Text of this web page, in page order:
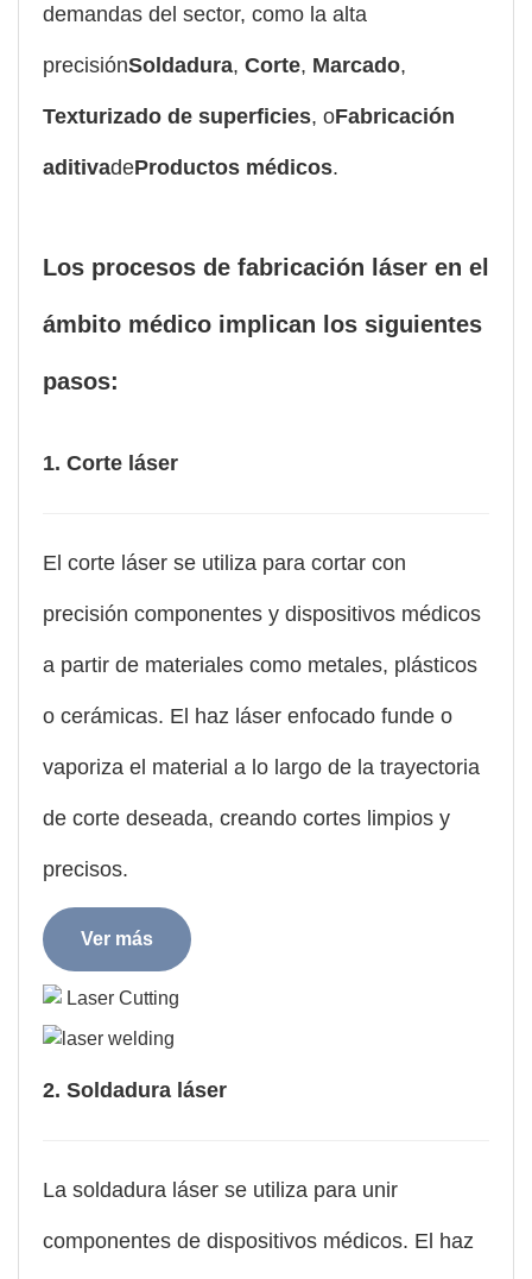
demandas del sector, como la alta
precisiónSoldadura, Corte, Marcado,
Texturizado de superficies, oFabricación
aditivadeProductos médicos.
Los procesos de fabricación láser en el
ámbito médico implican los siguientes
pasos:
1. Corte láser
El corte láser se utiliza para cortar con
precisión componentes y dispositivos médicos
a partir de materiales como metales, plásticos
o cerámicas. El haz láser enfocado funde o
vaporiza el material a lo largo de la trayectoria
de corte deseada, creando cortes limpios y
precisos.
Ver más
2. Soldadura láser
La soldadura láser se utiliza para unir
componentes de dispositivos médicos. El haz